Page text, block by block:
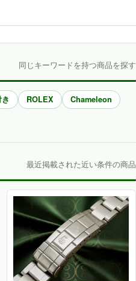
同じキーワードを持つ商品を探す
ROLEX Chameleon
最近掲載された近い条件の商品